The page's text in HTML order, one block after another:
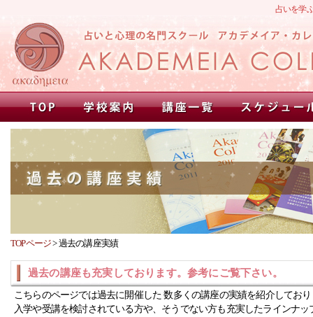
占いを学
TOPページ>過去の講座実績
過去の講座も充実しております。参考にご覧下さい。
こちらのページでは過去に開催した 数多くの講座の実績を紹介してお
入学や受講を検討されている方や、そうでない方も充実したラインナッ